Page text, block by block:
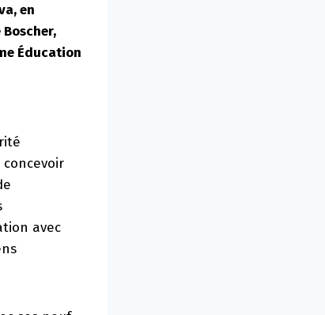
en
Éducation
avec